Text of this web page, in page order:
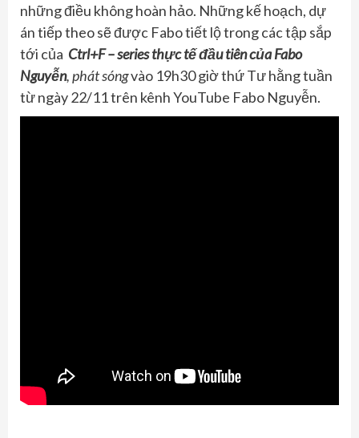
những điều không hoàn hảo. Những kế hoạch, dự
án tiếp theo sẽ được Fabo tiết lộ trong các tập sắp
tới của Ctrl+F – series thực tế đầu tiên của Fabo
Nguyễn, phát sóngvào 19h30 giờ thứ Tư hằng tuần
từ ngày 22/11 trên kênh YouTube Fabo Nguyễn.